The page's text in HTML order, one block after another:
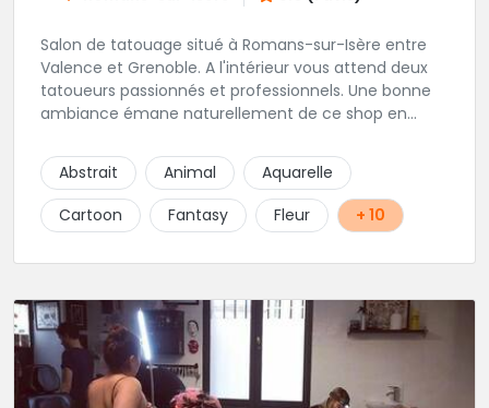
Salon de tatouage situé à Romans-sur-Isère entre
Valence et Grenoble. A l'intérieur vous attend deux
tatoueurs passionnés et professionnels. Une bonne
ambiance émane naturellement de ce shop en
Abstrait
Animal
Aquarelle
Cartoon
Fantasy Fleur + 10